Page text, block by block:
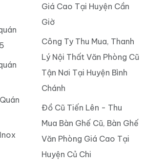
Giá Cao Tại Huyện Cần
Giờ
Công Ty Thu Mua, Thanh
Lý Nội Thất Văn Phòng Cũ
Tận Nơi Tại Huyện Bình
Chánh
Đồ Cũ Tiến Lên - Thu
Mua Bàn Ghế Cũ, Bàn Ghế
Văn Phòng Giá Cao Tại
Huyện Củ Chi